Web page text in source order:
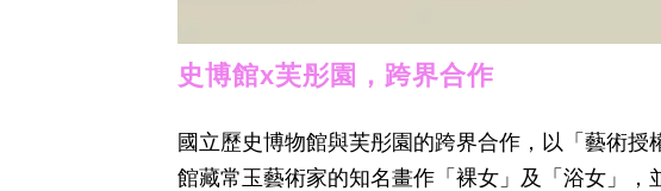
史博館x芙彤園，跨界合作
國立歷史博物館與芙彤園的跨界合作，以「藝術
館藏常玉藝術家的知名畫作「裸女」及「浴女」